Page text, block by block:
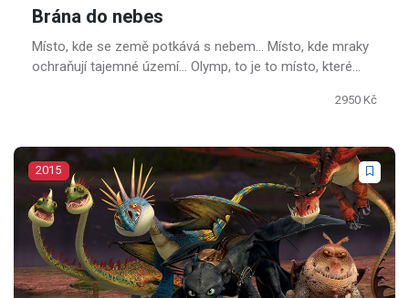
Brána do nebes
Místo, kde se země potkává s nebem… Místo, kde mraky
ochraňují tajemné území… Olymp, to je to místo, které
2950 Kč
2015